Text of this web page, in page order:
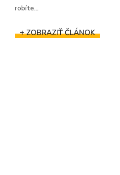
robíte...
+ ZOBRAZIŤ ČLÁNOK